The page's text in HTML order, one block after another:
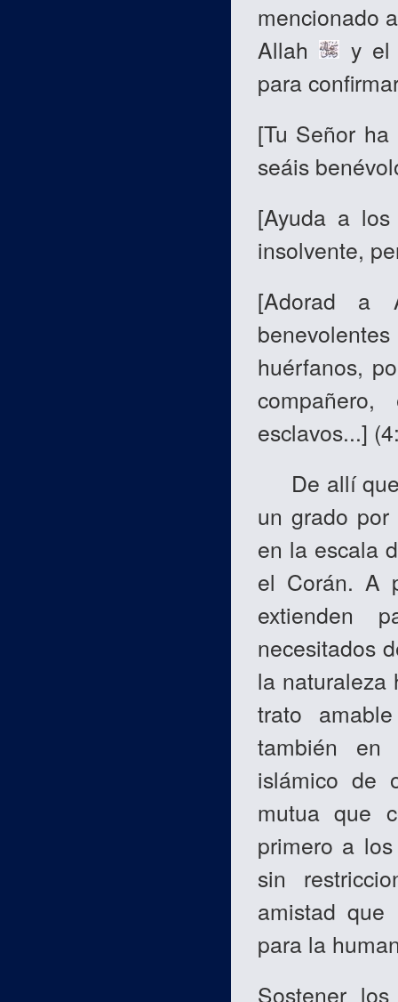
mencionado
Allah
y el
para
[Tu Señor
seáis
[Ayuda a
insolvente,
[Adorad a
huérfanos,
esclavos...]
De allí que
un grado
en la escala
el Corán. A
extienden
necesitados
la naturaleza
trato
también en
islámico de
mutua que
primero a
sin
amistad
para la
Sostener